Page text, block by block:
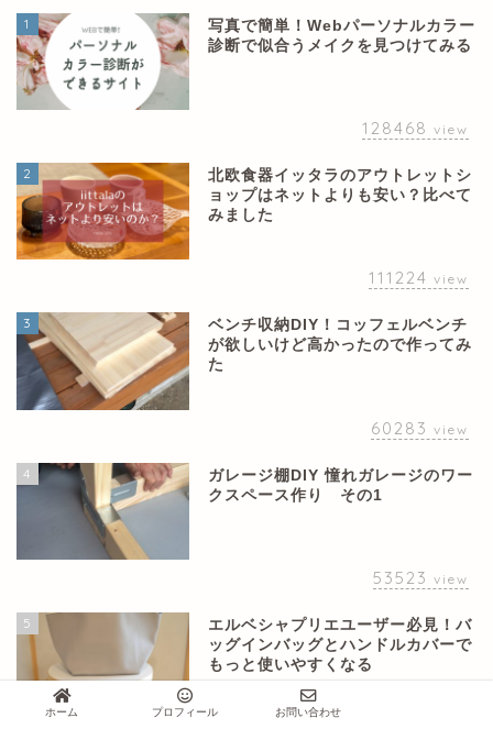
1
写真で簡単！Webパーソナルカラー
診断で似合うメイクを見つけてみる
128468 view
2
北欧食器イッタラのアウトレットシ
ョップはネットよりも安い？比べて
みました
111224 view
3
ベンチ収納DIY！コッフェルベンチ
が欲しいけど高かったので作ってみ
た
60283 view
4
ガレージ棚DIY 憧れガレージのワー
クスペース作り その1
53523 view
5
エルベシャプリエユーザー必見！バ
ッグインバッグとハンドルカバーで
もっと使いやすくなる
ホーム プロフィール お問い合わせ